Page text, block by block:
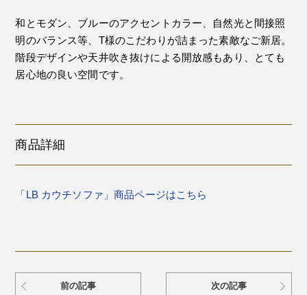
和とモダン、ブルーのアクセントカラー、自然光と間接照
明のバランス等、T様のこだわりが詰まった素敵なご新居。
階段デザインや天井吹き抜けによる開放感もあり、とても
居心地の良い空間です。
商品詳細
「LB カウチソファ」商品ページはこちら
前の記事 次の記事